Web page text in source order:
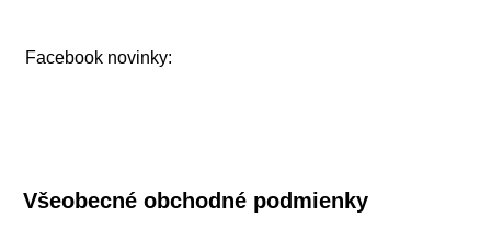
Facebook novinky:
Všeobecné obchodné podmienky